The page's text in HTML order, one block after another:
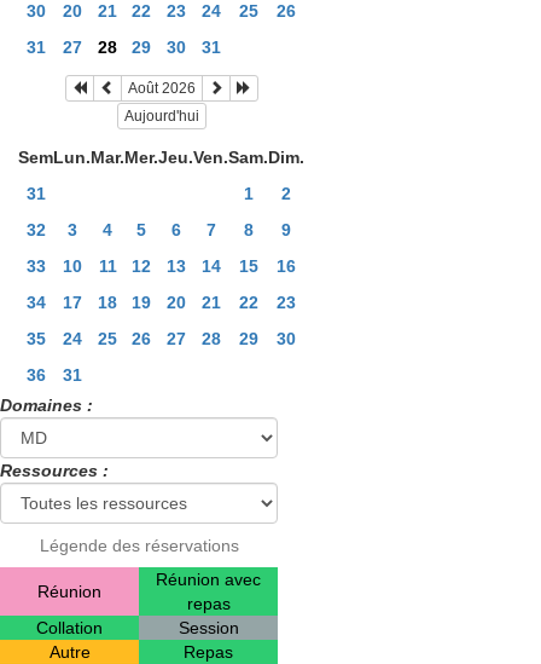
30
20 21 22 23 24 25
26
31
27 28 29 30 31
Août 2026
Aujourd'hui
SemLun.Mar.Mer.Jeu.Ven.Sam.Dim.
31
1
2
32
3 4 5 6 7 8
9
33
10 11 12 13 14 15
16
34
17 18 19 20 21 22
23
35
24 25 26 27 28 29
30
36
31
Domaines :
Ressources :
Légende des réservations
Réunion
Réunion avec
repas
Collation
Session
Autre
Repas